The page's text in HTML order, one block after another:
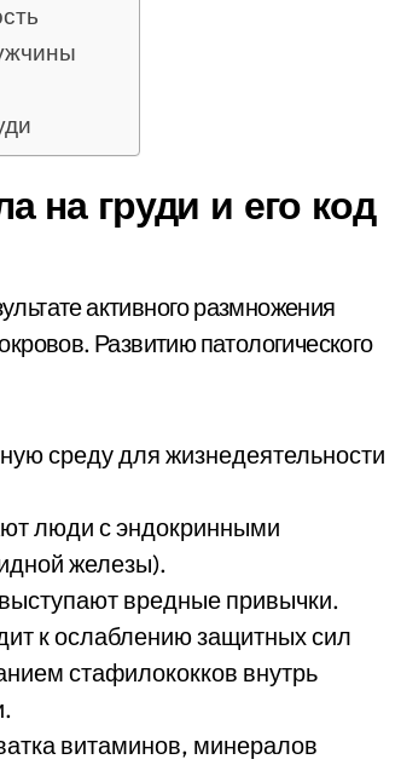
на груди и его код
активного размножения
Развитию патологического
среду для жизнедеятельности
люди с эндокринными
железы).
вредные привычки.
к ослаблению защитных сил
стафилококков внутрь
витаминов, минералов